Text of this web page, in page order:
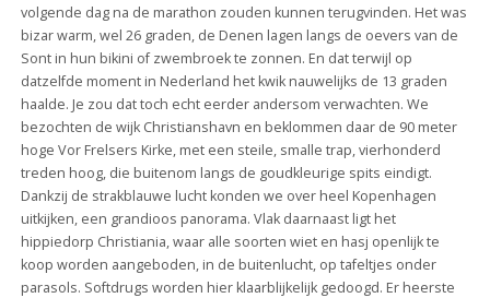
volgende dag na de marathon zouden kunnen terugvinden. Het was
bizar warm, wel 26 graden, de Denen lagen langs de oevers van de
Sont in hun bikini of zwembroek te zonnen. En dat terwijl op
datzelfde moment in Nederland het kwik nauwelijks de 13 graden
haalde. Je zou dat toch echt eerder andersom verwachten. We
bezochten de wijk Christianshavn en beklommen daar de 90 meter
hoge Vor Frelsers Kirke, met een steile, smalle trap, vierhonderd
treden hoog, die buitenom langs de goudkleurige spits eindigt.
Dankzij de strakblauwe lucht konden we over heel Kopenhagen
uitkijken, een grandioos panorama. Vlak daarnaast ligt het
hippiedorp Christiania, waar alle soorten wiet en hasj openlijk te
koop worden aangeboden, in de buitenlucht, op tafeltjes onder
parasols. Softdrugs worden hier klaarblijkelijk gedoogd. Er heerste